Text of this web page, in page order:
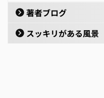
著者ブログ
スッキリがある風景